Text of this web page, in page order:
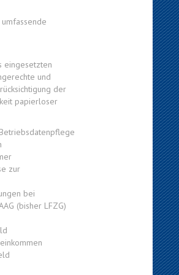
eingesetzten
und
der
papierloser
zur
bei
(bisher LFZG)